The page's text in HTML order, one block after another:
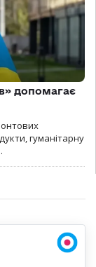
допомагає
гуманітарну